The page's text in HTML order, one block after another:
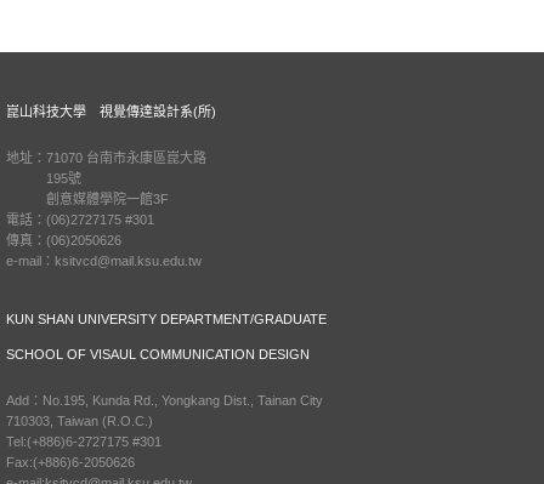
崑山科技大學 視覺傳達設計系(所)
地址：71070 台南市永康區崑大路
195號
創意媒體學院一館3F
電話：(06)2727175 #301
傳真：(06)2050626
e-mail：ksitvcd@mail.ksu.edu.tw
KUN SHAN UNIVERSITY DEPARTMENT/GRADUATE
SCHOOL OF VISAUL COMMUNICATION DESIGN
Add：No.195, Kunda Rd., Yongkang Dist., Tainan City
710303, Taiwan (R.O.C.)
Tel:(+886)6-2727175 #301
Fax:(+886)6-2050626